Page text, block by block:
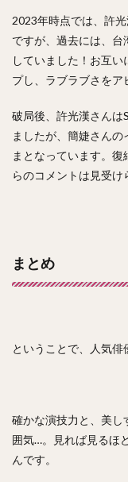
2023年時点では、許
ですが、過去には、台
していました！お互
プし、ラブラブさをア
破局後、許光漢さんは
ましたが、簡婕さん
まとなっています。
らのコメントは見受け
まとめ
ということで、人気俳
確かな演技力と、美し
囲気…。見れば見るほ
んです。